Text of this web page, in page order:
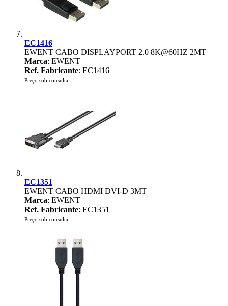
EC1416
EWENT CABO DISPLAYPORT 2.0 8K@60HZ 2MT
Marca: EWENT
Ref. Fabricante: EC1416
Preço sob consulta
EC1351
EWENT CABO HDMI DVI-D 3MT
Marca: EWENT
Ref. Fabricante: EC1351
Preço sob consulta